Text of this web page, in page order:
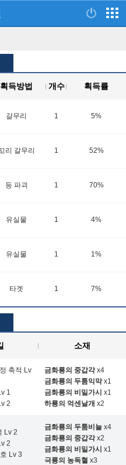
획득방법 개수 획득률
갈무리 1 5%
리 갈무리 1 52%
등 파괴 1 70%
유실물 1 4%
유실물 1 1%
타겟 1 7%
소재
축적 Lv
1
2
금화룡의 중갑각x4
금화룡의 두툼익막x1
금화룡의 비밀가시 x1
하룡의 억센날개 x2
Lv 2
2
Lv 3
금화룡의 두툼비늘 x4
금화룡의 중갑각x2
금화룡의 비밀가시 x1
극룡의 농독혈 x3